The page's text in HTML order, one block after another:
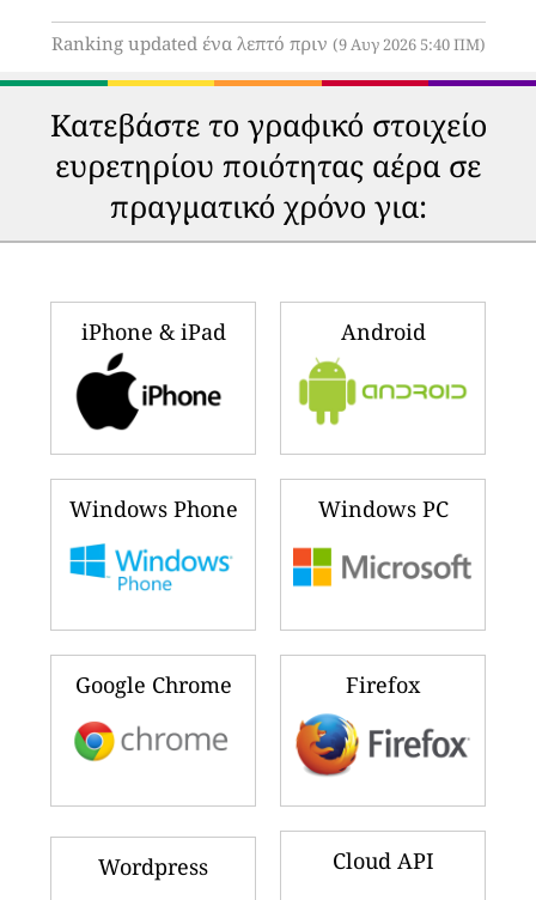
Ranking updated ένα λεπτό πριν (9 Αυγ 2026 5:40 ΠΜ)
Κατεβάστε το γραφικό στοιχείο
ευρετηρίου ποιότητας αέρα σε
πραγματικό χρόνο για:
iPhone & iPad Android
Windows Phone Windows PC
Google Chrome Firefox
Wordpress Cloud API